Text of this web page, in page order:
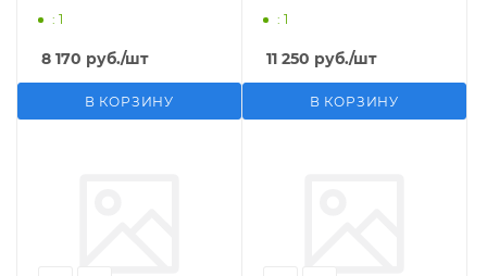
фильтрацией
: 1
8 170 руб./шт
В КОРЗИНУ
: 1
11 250 руб./шт
В КОРЗИНУ